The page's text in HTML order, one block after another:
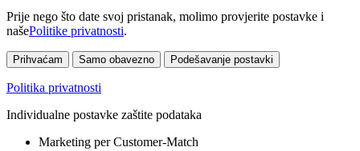
Prije nego što date svoj pristanak, molimo provjerite postavke i
našePolitike privatnosti.
Prihvaćam Samo obavezno Podešavanje postavki
Politika privatnosti
Individualne postavke zaštite podataka
Marketing per Customer-Match